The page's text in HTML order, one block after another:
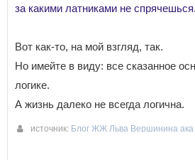
за какими латниками не
Вот как-то, на мой взгляд, так.
Но имейте в виду: все сказанное
логике.
А жизнь далеко не всегда логична.
источник: Блог ЖЖ Льва Вершинина ака